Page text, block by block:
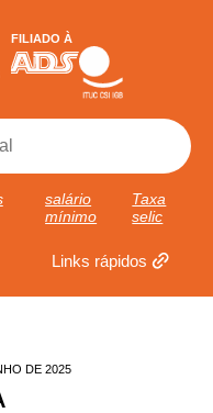
FILIADO À
salário
mínimo
Taxa
selic
Links rápidos
DE 2025